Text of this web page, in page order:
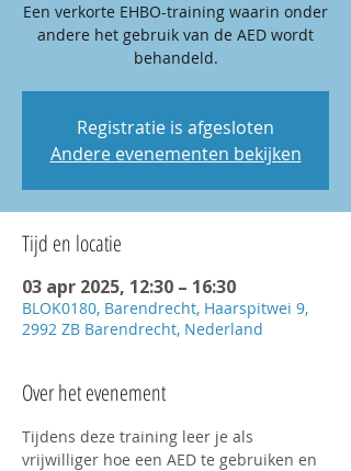
Een verkorte EHBO-training waarin onder
andere het gebruik van de AED wordt
behandeld.
Registratie is afgesloten
Andere evenementen bekijken
Tijd en locatie
03 apr 2025, 12:30 – 16:30
BLOK0180, Barendrecht, Haarspitwei 9,
2992 ZB Barendrecht, Nederland
Over het evenement
Tijdens deze training leer je als
vrijwilliger hoe een AED te gebruiken en